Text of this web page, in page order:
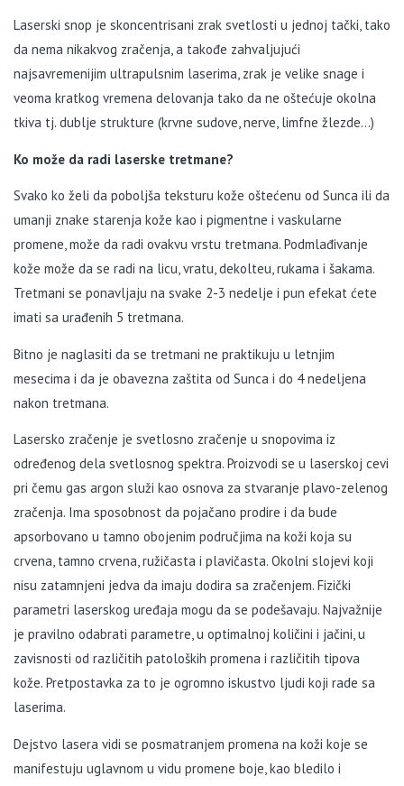
Laserski snop je skoncentrisani zrak svetlosti u jednoj tački, tako
da nema nikakvog zračenja, a takođe zahvaljujući
najsavremenijim ultrapulsnim laserima, zrak je velike snage i
veoma kratkog vremena delovanja tako da ne oštećuje okolna
tkiva tj. dublje strukture (krvne sudove, nerve, limfne žlezde…)
Ko može da radi laserske tretmane?
Svako ko želi da poboljša teksturu kože oštećenu od Sunca ili da
umanji znake starenja kože kao i pigmentne i vaskularne
promene, može da radi ovakvu vrstu tretmana. Podmlađivanje
kože može da se radi na licu, vratu, dekolteu, rukama i šakama.
Tretmani se ponavljaju na svake 2-3 nedelje i pun efekat ćete
imati sa urađenih 5 tretmana.
Bitno je naglasiti da se tretmani ne praktikuju u letnjim
mesecima i da je obavezna zaštita od Sunca i do 4 nedeljena
nakon tretmana.
Lasersko zračenje je svetlosno zračenje u snopovima iz
određenog dela svetlosnog spektra. Proizvodi se u laserskoj cevi
pri čemu gas argon služi kao osnova za stvaranje plavo-zelenog
zračenja. Ima sposobnost da pojačano prodire i da bude
apsorbovano u tamno obojenim područjima na koži koja su
crvena, tamno crvena, ružičasta i plavičasta. Okolni slojevi koji
nisu zatamnjeni jedva da imaju dodira sa zračenjem. Fizički
parametri laserskog uređaja mogu da se podešavaju. Najvažnije
je pravilno odabrati parametre, u optimalnoj količini i jačini, u
zavisnosti od različitih patoloških promena i različitih tipova
kože. Pretpostavka za to je ogromno iskustvo ljudi koji rade sa
laserima.
Dejstvo lasera vidi se posmatranjem promena na koži koje se
manifestuju uglavnom u vidu promene boje, kao bledilo i